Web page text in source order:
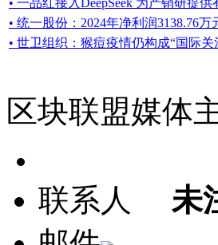
• 一品红接入DeepSeek 为产销研提供
• 统一股份：2024年净利润3138.76万
• 世卫组织：猴痘疫情仍构成“国际
区块联盟媒体
联系人
未